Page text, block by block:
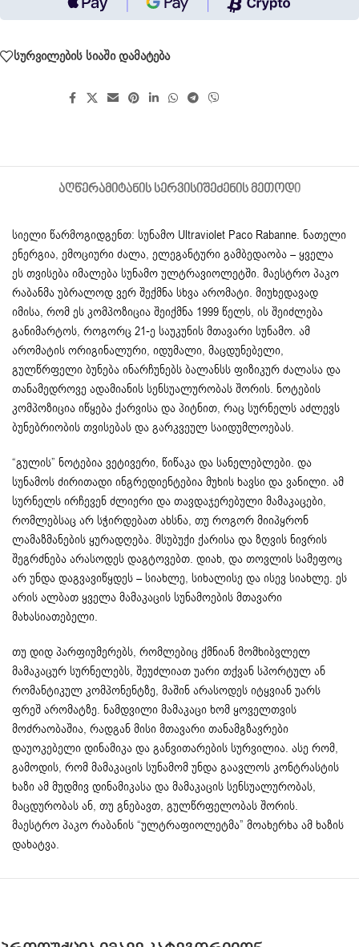
სურვილების სიაში დამატება
ᲐᲦᲬᲔᲠᲐᲛᲘᲢᲐᲜᲘᲡ ᲡᲔᲠᲕᲘᲡᲘᲨᲔᲫᲔᲜᲘᲡ ᲛᲔᲗᲝᲓᲘ
სიელი წარმოგიდგენთ: სუნამო Ultraviolet Paco Rabanne. ნათელი
ენერგია, ემოციური ძალა, ელეგანტური გამბედაობა – ყველა
ეს თვისება იმალება სუნამო ულტრავიოლეტში. მაესტრო პაკო
რაბანმა უბრალოდ ვერ შექმნა სხვა არომატი. მიუხედავად
იმისა, რომ ეს კომპოზიცია შეიქმნა 1999 წელს, ის შეიძლება
განიმარტოს, როგორც 21-ე საუკუნის მთავარი სუნამო. ამ
არომატის ორიგინალური, იდუმალი, მაცდუნებელი,
გულწრფელი ბუნება ინარჩუნებს ბალანსს ფიზიკურ ძალასა და
თანამედროვე ადამიანის სენსუალურობას შორის. ნოტების
კომპოზიცია იწყება ქარვისა და პიტნით, რაც სურნელს აძლევს
ბუნებრიობის თვისებას და გარკვეულ საიდუმლოებას.
“გულის” ნოტებია ვეტივერი, წიწაკა და სანელებლები. და
სუნამოს ძირითადი ინგრედიენტებია მუხის ხავსი და ვანილი. ამ
სურნელს ირჩევენ ძლიერი და თავდაჯერებული მამაკაცები,
რომლებსაც არ სჭირდებათ ახსნა, თუ როგორ მიიპყრონ
ლამაზმანების ყურადღება. მსუბუქი ქარისა და ზღვის ნივრის
შეგრძნება არასოდეს დაგტოვებთ. დიახ, და თოვლის სამეფოც
არ უნდა დაგვავიწყდეს – სიახლე, სიხალისე და ისევ სიახლე. ეს
არის ალბათ ყველა მამაკაცის სუნამოების მთავარი
მახასიათებელი.
თუ დიდ პარფიუმერებს, რომლებიც ქმნიან მომხიბვლელ
მამაკაცურ სურნელებს, შეუძლიათ უარი თქვან სპორტულ ან
რომანტიკულ კომპონენტზე, მაშინ არასოდეს იტყვიან უარს
ფრეშ არომატზე. ნამდვილი მამაკაცი ხომ ყოველთვის
მოძრაობაშია, რადგან მისი მთავარი თანამგზავრები
დაუოკებელი დინამიკა და განვითარების სურვილია. ასე რომ,
გამოდის, რომ მამაკაცის სუნამომ უნდა გაავლოს კონტრასტის
ხაზი ამ მუდმივ დინამიკასა და მამაკაცის სენსუალურობას,
მაცდურობას ან, თუ გნებავთ, გულწრფელობას შორის.
მაესტრო პაკო რაბანის “ულტრაფიოლეტმა” მოახერხა ამ ხაზის
დახატვა.